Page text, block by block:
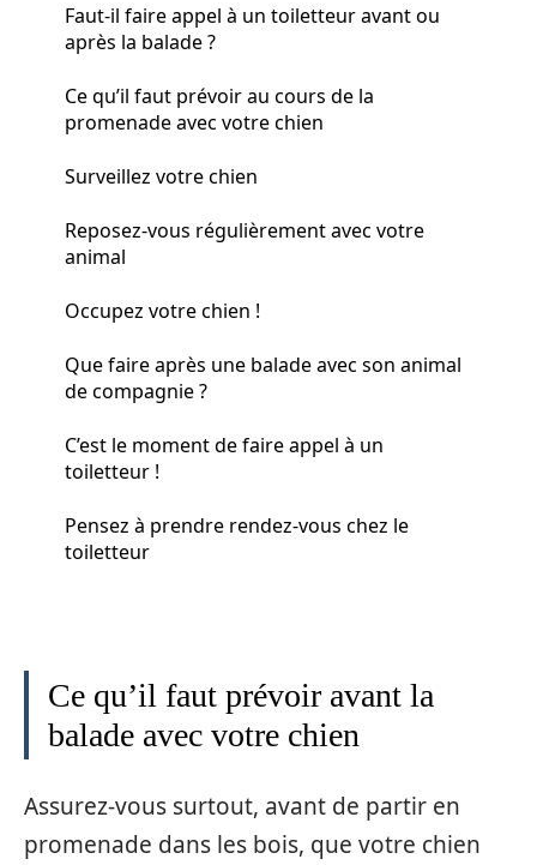
Faut-il faire appel à un toiletteur avant ou
après la balade ?
Ce qu’il faut prévoir au cours de la
promenade avec votre chien
Surveillez votre chien
Reposez-vous régulièrement avec votre
animal
Occupez votre chien !
Que faire après une balade avec son animal
de compagnie ?
C’est le moment de faire appel à un
toiletteur !
Pensez à prendre rendez-vous chez le
toiletteur
Ce qu’il faut prévoir avant la
balade avec votre chien
Assurez-vous surtout, avant de partir en
promenade dans les bois, que votre chien